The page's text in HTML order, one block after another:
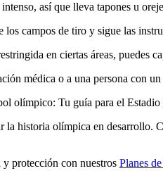
así que lleva tapones u
los campos de tiro y sigue las
en ciertas áreas, puedes
médica o a una persona
olímpico: Tu guía para el
la historia olímpica en
protección con nuestros Planes